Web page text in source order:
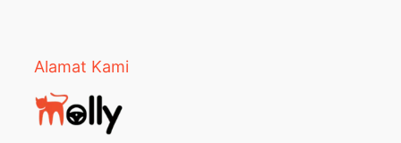
Alamat Kami